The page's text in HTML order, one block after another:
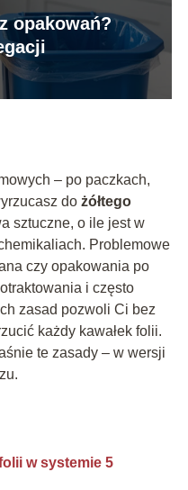
opakowań?
– po paczkach,
do żółtego
sztuczne, o ile jest w
Problemowe
czy opakowania po
i często
zasad pozwoli Ci bez
każdy kawałek folii.
te zasady – w wersji
w systemie 5